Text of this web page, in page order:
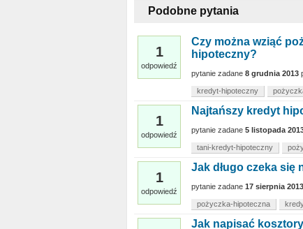
Podobne pytania
1
odpowiedź
Czy można wziąć
hipoteczny?
pytanie zadane 8 grudnia 2013
kredyt-hipoteczny
1
odpowiedź
Najtańszy kredyt
pytanie zadane 5 listopada
tani-kredyt-hipoteczny
1
odpowiedź
Jak długo czeka się
pytanie zadane 17 sierpnia 2013
pożyczka-hipoteczna
Jak napisać